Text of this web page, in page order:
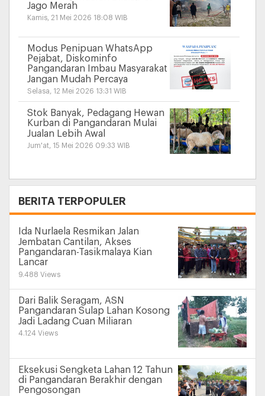
Jago Merah
Kamis, 21 Mei 2026 18:08 WIB
Modus Penipuan WhatsApp
Pejabat, Diskominfo
Pangandaran Imbau Masyarakat
Jangan Mudah Percaya
Selasa, 12 Mei 2026 13:31 WIB
Stok Banyak, Pedagang Hewan
Kurban di Pangandaran Mulai
Jualan Lebih Awal
Jum'at, 15 Mei 2026 09:33 WIB
BERITA TERPOPULER
Ida Nurlaela Resmikan Jalan
Jembatan Cantilan, Akses
Pangandaran-Tasikmalaya Kian
Lancar
9.488 Views
Dari Balik Seragam, ASN
Pangandaran Sulap Lahan Kosong
Jadi Ladang Cuan Miliaran
4.124 Views
Eksekusi Sengketa Lahan 12 Tahun
di Pangandaran Berakhir dengan
Pengosongan